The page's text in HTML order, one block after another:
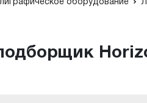
оборудование